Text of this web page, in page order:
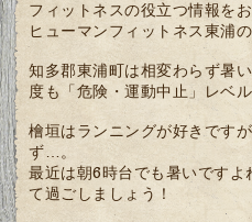
フィットネスの役立つ情報をお
ヒューマンフィットネス東浦の
知多郡東浦町は相変わらず暑
度も「危険・運動中止」レベ
檜垣はランニングが好きです
ず…。
最近は朝6時台でも暑いです
て過ごしましょう！